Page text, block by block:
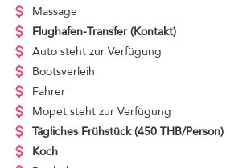
Massage
Flughafen-Transfer (Kontakt)
Auto steht zur Verfügung
Bootsverleih
Fahrer
Mopet steht zur Verfügung
Tägliches Frühstück (450 THB/Person)
Koch